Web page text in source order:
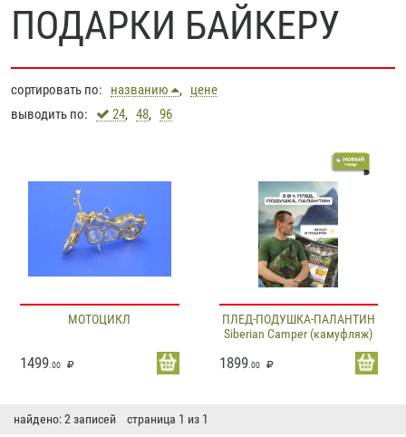
ПОДАРКИ БАЙКЕРУ
сортировать по: названию , цене
выводить по:
24, 48, 96
МОТОЦИКЛ
1499 .00
ПЛЕД-ПОДУШКА-ПАЛАНТИН
Siberian Camper (камуфляж)
1899.00
найдено: 2 записей страница 1 из 1